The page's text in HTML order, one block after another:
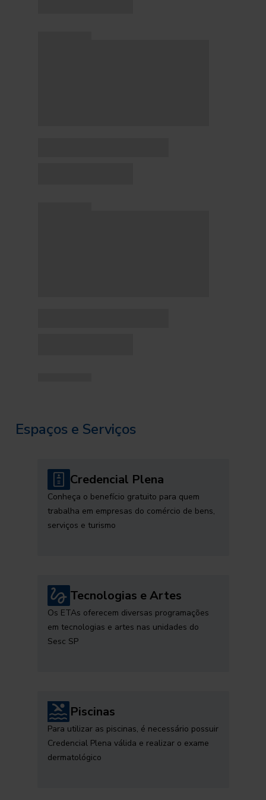
Espaços e Serviços
Credencial Plena
Conheça o benefício gratuito para quem
trabalha em empresas do comércio de bens,
serviços e turismo
Tecnologias e Artes
Os ETAs oferecem diversas programações
em tecnologias e artes nas unidades do
Sesc SP
Piscinas
Para utilizar as piscinas, é necessário possuir
Credencial Plena válida e realizar o exame
dermatológico